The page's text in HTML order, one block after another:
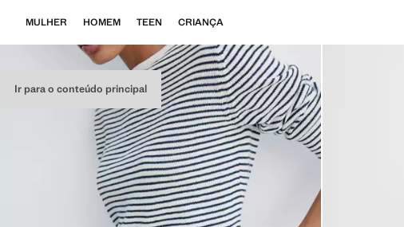
Ir para o conteúdo principal
MULHER HOMEM TEEN CRIANÇA